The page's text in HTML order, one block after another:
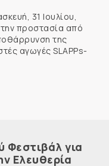
31 Ιουλίου,
προστασία από
της
αγωγές SLAPPs-
Φεστιβάλ για
Ελευθερία